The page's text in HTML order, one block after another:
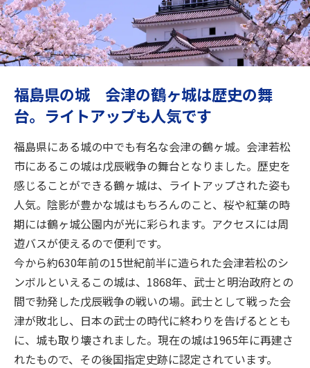
旅のお役立ち情報
閉じる
福島県の城 会津の鶴ヶ城は歴史の舞
台。ライトアップも人気です
福島県にある城の中でも有名な会津の鶴ヶ城。会津若松
市にあるこの城は戊辰戦争の舞台となりました。歴史を
感じることができる鶴ヶ城は、ライトアップされた姿も
人気。陰影が豊かな城はもちろんのこと、桜や紅葉の時
期には鶴ヶ城公園内が光に彩られます。アクセスには周
遊バスが使えるので便利です。
今から約630年前の15世紀前半に造られた会津若松のシ
ンボルといえるこの城は、1868年、武士と明治政府との
間で勃発した戊辰戦争の戦いの場。武士として戦った会
津が敗北し、日本の武士の時代に終わりを告げるととも
に、城も取り壊されました。現在の城は1965年に再建さ
れたもので、その後国指定史跡に認定されています。